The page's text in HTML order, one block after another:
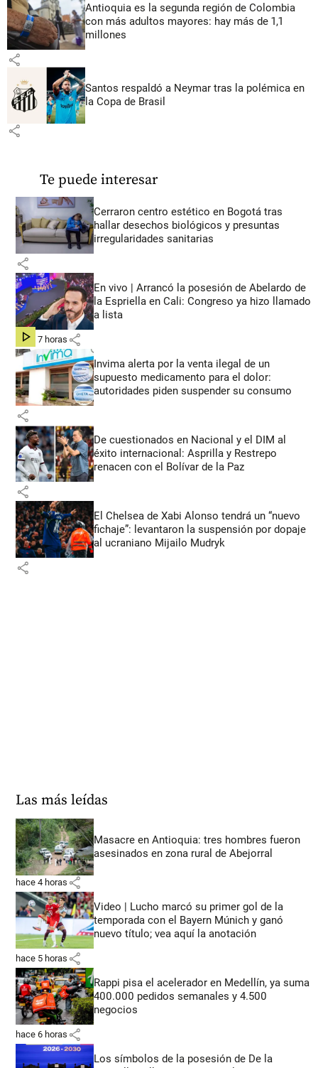
Antioquia es la segunda región de Colombia
con más adultos mayores: hay más de 1,1
millones
share
Santos respaldó a Neymar tras la polémica en
la Copa de Brasil
share
Te puede interesar
Cerraron centro estético en Bogotá tras
hallar desechos biológicos y presuntas
irregularidades sanitarias
share
En vivo | Arrancó la posesión de Abelardo de
la Espriella en Cali: Congreso ya hizo llamado
a lista
hace 7 horas share
Invima alerta por la venta ilegal de un
supuesto medicamento para el dolor:
autoridades piden suspender su consumo
share
De cuestionados en Nacional y el DIM al
éxito internacional: Asprilla y Restrepo
renacen con el Bolívar de la Paz
share
El Chelsea de Xabi Alonso tendrá un “nuevo
fichaje”: levantaron la suspensión por dopaje
al ucraniano Mijailo Mudryk
share
Las más leídas
Masacre en Antioquia: tres hombres fueron
asesinados en zona rural de Abejorral
hace 4 horas share
Video | Lucho marcó su primer gol de la
temporada con el Bayern Múnich y ganó
nuevo título; vea aquí la anotación
hace 5 horas share
Rappi pisa el acelerador en Medellín, ya suma
400.000 pedidos semanales y 4.500
negocios
hace 6 horas share
Los símbolos de la posesión de De la